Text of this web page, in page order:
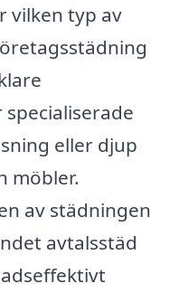
vilken typ av
eller djup
möbler.
av städningen
avtalsstäd